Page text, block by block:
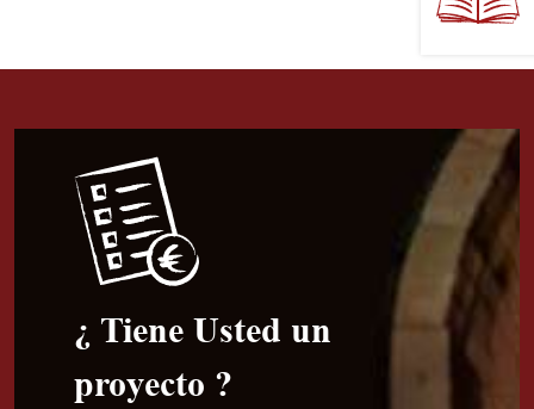
¿ Tiene Usted un
proyecto ?